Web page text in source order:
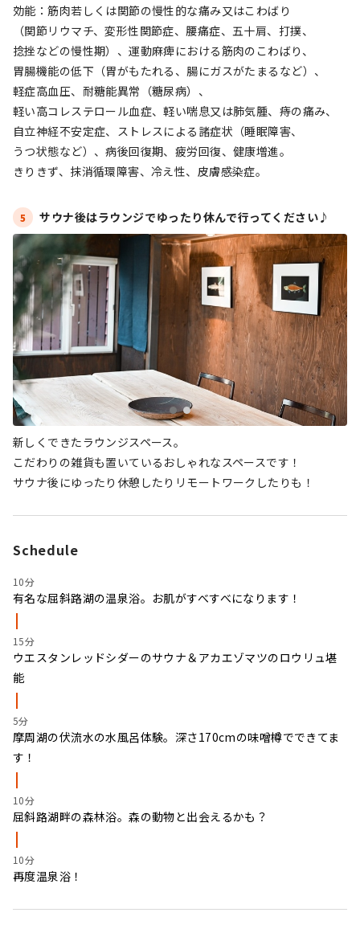
効能：筋肉若しくは関節の慢性的な痛み又はこわばり
（関節リウマチ、変形性関節症、腰痛症、五十肩、打撲、
捻挫などの慢性期）、運動麻痺における筋肉のこわばり、
胃腸機能の低下（胃がもたれる、腸にガスがたまるなど）、
軽症高血圧、耐糖能異常（糖尿病）、
軽い高コレステロール血症、軽い喘息又は肺気腫、痔の痛み、
自立神経不安定症、ストレスによる諸症状（睡眠障害、
うつ状態など）、病後回復期、疲労回復、健康増進。
きりきず、抹消循環障害、冷え性、皮膚感染症。
5 サウナ後はラウンジでゆったり休んで行ってください♪
新しくできたラウンジスペース。
こだわりの雑貨も置いているおしゃれなスペースです！
サウナ後にゆったり休憩したりリモートワークしたりも！
Schedule
10分
有名な屈斜路湖の温泉浴。お肌がすべすべになります！
15分
ウエスタンレッドシダーのサウナ＆アカエゾマツのロウリュ堪
能
5分
摩周湖の伏流水の水風呂体験。深さ170cmの味噌樽でできてま
す！
10分
屈斜路湖畔の森林浴。森の動物と出会えるかも？
10分
再度温泉浴！